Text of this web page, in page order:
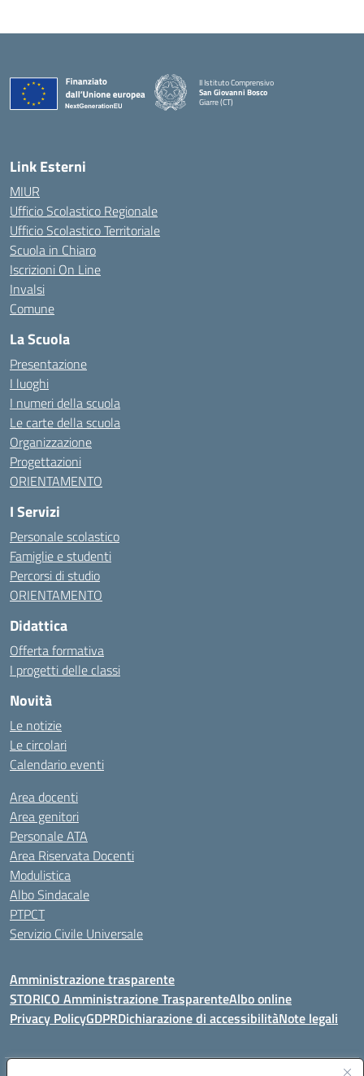
II Istituto Comprensivo
San Giovanni Bosco
Giarre (CT)
Link Esterni
MIUR
Ufficio Scolastico Regionale
Ufficio Scolastico Territoriale
Scuola in Chiaro
Iscrizioni On Line
Invalsi
Comune
La Scuola
Presentazione
I luoghi
I numeri della scuola
Le carte della scuola
Organizzazione
Progettazioni
ORIENTAMENTO
I Servizi
Personale scolastico
Famiglie e studenti
Percorsi di studio
ORIENTAMENTO
Didattica
Offerta formativa
I progetti delle classi
Novità
Le notizie
Le circolari
Calendario eventi
Area docenti
Area genitori
Personale ATA
Area Riservata Docenti
Modulistica
Albo Sindacale
PTPCT
Servizio Civile Universale
Amministrazione trasparente
STORICO Amministrazione TrasparenteAlbo online
Privacy PolicyGDPRDichiarazione di accessibilitàNote legali